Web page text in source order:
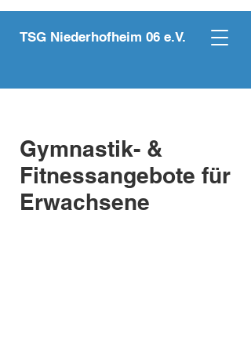
TSG Niederhofheim 06 e.V.
Gymnastik- &
Fitnessangebote für
Erwachsene